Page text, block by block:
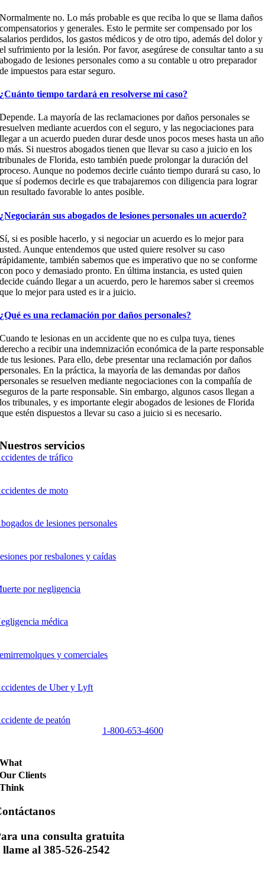
Normalmente no. Lo más probable es que reciba lo que se llama daños
compensatorios y generales. Esto le permite ser compensado por los
salarios perdidos, los gastos médicos y de otro tipo, además del dolor y
el sufrimiento por la lesión. Por favor, asegúrese de consultar tanto a su
abogado de lesiones personales como a su contable u otro preparador
de impuestos para estar seguro.
¿Cuánto tiempo tardará en resolverse mi caso?
Depende. La mayoría de las reclamaciones por daños personales se
resuelven mediante acuerdos con el seguro, y las negociaciones para
llegar a un acuerdo pueden durar desde unos pocos meses hasta un año
o más. Si nuestros abogados tienen que llevar su caso a juicio en los
tribunales de Florida, esto también puede prolongar la duración del
proceso. Aunque no podemos decirle cuánto tiempo durará su caso, lo
que sí podemos decirle es que trabajaremos con diligencia para lograr
un resultado favorable lo antes posible.
¿Negociarán sus abogados de lesiones personales un acuerdo?
Sí, si es posible hacerlo, y si negociar un acuerdo es lo mejor para
usted. Aunque entendemos que usted quiere resolver su caso
rápidamente, también sabemos que es imperativo que no se conforme
con poco y demasiado pronto. En última instancia, es usted quien
decide cuándo llegar a un acuerdo, pero le haremos saber si creemos
que lo mejor para usted es ir a juicio.
¿Qué es una reclamación por daños personales?
Cuando te lesionas en un accidente que no es culpa tuya, tienes
derecho a recibir una indemnización económica de la parte responsable
de tus lesiones. Para ello, debe presentar una reclamación por daños
personales. En la práctica, la mayoría de las demandas por daños
personales se resuelven mediante negociaciones con la compañía de
seguros de la parte responsable. Sin embargo, algunos casos llegan a
los tribunales, y es importante elegir abogados de lesiones de Florida
que estén dispuestos a llevar su caso a juicio si es necesario.
Nuestros servicios
de tráfico
de moto
de lesiones personales
por resbalones y caídas
por negligencia
médica
y comerciales
de Uber y Lyft
de peatón
1-800-653-4600
What
Our Clients
Think
una consulta gratuita
llame al 385-526-2542